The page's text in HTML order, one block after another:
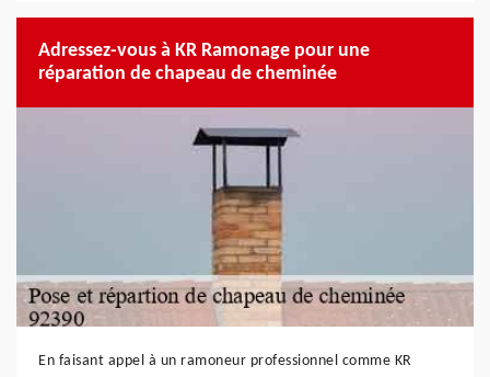
Adressez-vous à KR Ramonage pour une
réparation de chapeau de cheminée
En faisant appel à un ramoneur professionnel comme KR